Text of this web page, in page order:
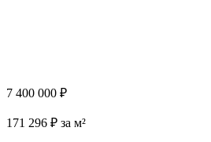
7 400 000 ₽
171 296 ₽ за м²